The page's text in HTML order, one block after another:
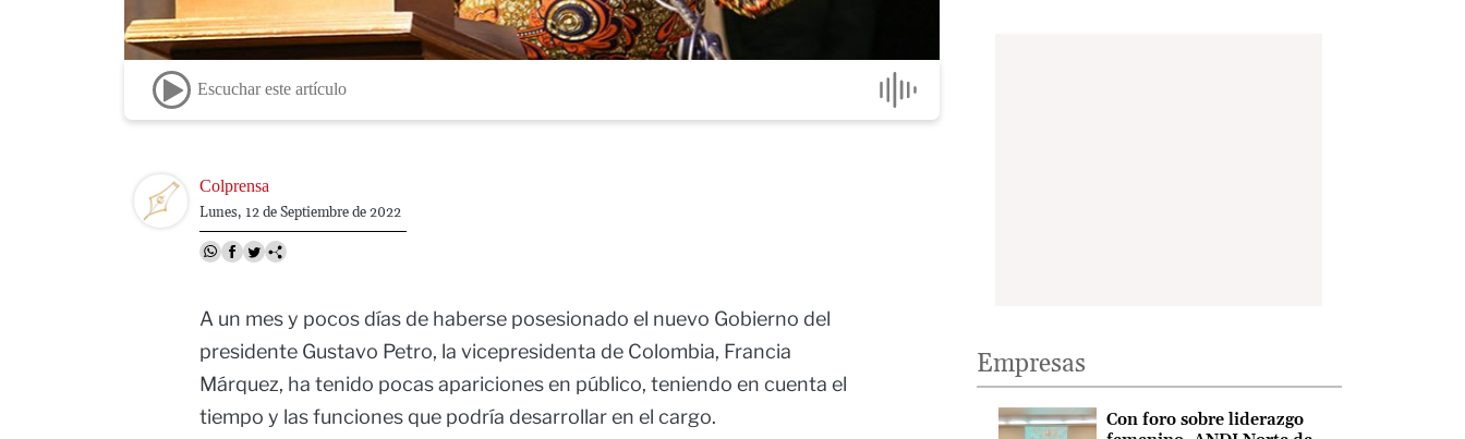
Escuchar este artículo
Image Colprensa
Lunes, 12 de Septiembre de 2022
A un mes y pocos días de haberse posesionado el nuevo Gobierno del
presidente Gustavo Petro, la vicepresidenta de Colombia, Francia
Márquez, ha tenido pocas apariciones en público, teniendo en cuenta el
tiempo y las funciones que podría desarrollar en el cargo.
Empresas
Con foro sobre liderazgo